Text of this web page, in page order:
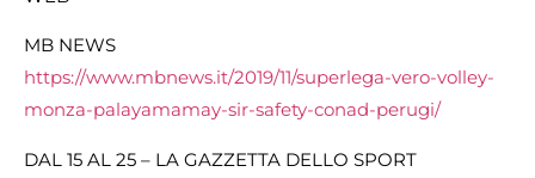
MB NEWS
https://www.mbnews.it/2019/11/superlega-vero-volley-
monza-palayamamay-sir-safety-conad-perugi/
DAL 15 AL 25 – LA GAZZETTA DELLO SPORT